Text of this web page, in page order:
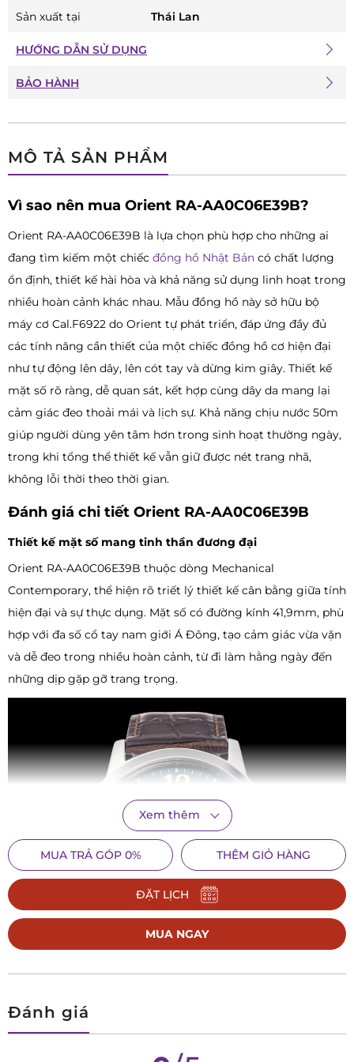
MÔ TẢ SẢN PHẨM
Vì sao nên mua Orient RA-AA0C06E39B?
Orient RA-AA0C06E39B là lựa chọn phù hợp cho những ai
đang tìm kiếm một chiếc đồng hồ Nhật Bản có chất lượng
ổn định, thiết kế hài hòa và khả năng sử dụng linh hoạt trong
nhiều hoàn cảnh khác nhau. Mẫu đồng hồ này sở hữu bộ
máy cơ Cal.F6922 do Orient tự phát triển, đáp ứng đầy đủ
các tính năng cần thiết của một chiếc đồng hồ cơ hiện đại
như tự động lên dây, lên cót tay và dừng kim giây. Thiết kế
mặt số rõ ràng, dễ quan sát, kết hợp cùng dây da mang lại
cảm giác đeo thoải mái và lịch sự. Khả năng chịu nước 50m
giúp người dùng yên tâm hơn trong sinh hoạt thường ngày,
trong khi tổng thể thiết kế vẫn giữ được nét trang nhã,
không lỗi thời theo thời gian.
Đánh giá chi tiết Orient RA-AA0C06E39B
Thiết kế mặt số mang tinh thần đương đại
Orient RA-AA0C06E39B thuộc dòng Mechanical
Contemporary, thể hiện rõ triết lý thiết kế cân bằng giữa tính
hiện đại và sự thực dụng. Mặt số có đường kính 41,9mm, phù
hợp với đa số cổ tay nam giới Á Đông, tạo cảm giác vừa vặn
và dễ đeo trong nhiều hoàn cảnh, từ đi làm hằng ngày đến
những dịp gặp gỡ trang trọng.
Xem thêm
MUA TRẢ GÓP 0% THÊM GIỎ HÀNG
ĐẶT LỊCH
MUA NGAY
Sản xuất tại Thái Lan
HƯỚNG DẪN SỬ DỤNG
BẢO HÀNH
Đánh giá